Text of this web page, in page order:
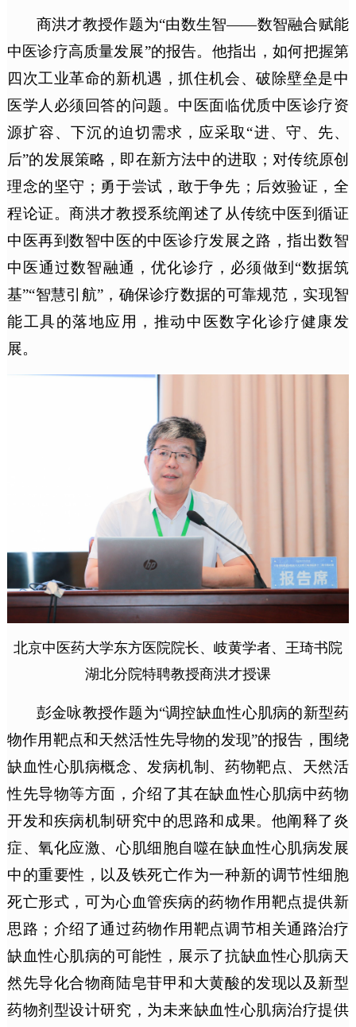
商洪才教授作题为“由数生智——数智融合赋能
中医诊疗高质量发展”的报告。他指出，如何把握第
四次工业革命的新机遇，抓住机会、破除壁垒是中
医学人必须回答的问题。中医面临优质中医诊疗资
源扩容、下沉的迫切需求，应采取“进、守、先、
后”的发展策略，即在新方法中的进取；对传统原创
理念的坚守；勇于尝试，敢于争先；后效验证，全
程论证。商洪才教授系统阐述了从传统中医到循证
中医再到数智中医的中医诊疗发展之路，指出数智
中医通过数智融通，优化诊疗，必须做到“数据筑
基”“智慧引航”，确保诊疗数据的可靠规范，实现智
能工具的落地应用，推动中医数字化诊疗健康发
展。
北京中医药大学东方医院院长、岐黄学者、王琦书院
湖北分院特聘教授商洪才授课
彭金咏教授作题为“调控缺血性心肌病的新型药
物作用靶点和天然活性先导物的发现”的报告，围绕
缺血性心肌病概念、发病机制、药物靶点、天然活
性先导物等方面，介绍了其在缺血性心肌病中药物
开发和疾病机制研究中的思路和成果。他阐释了炎
症、氧化应激、心肌细胞自噬在缺血性心肌病发展
中的重要性，以及铁死亡作为一种新的调节性细胞
死亡形式，可为心血管疾病的药物作用靶点提供新
思路；介绍了通过药物作用靶点调节相关通路治疗
缺血性心肌病的可能性，展示了抗缺血性心肌病天
然先导化合物商陆皂苷甲和大黄酸的发现以及新型
药物剂型设计研究，为未来缺血性心肌病治疗提供